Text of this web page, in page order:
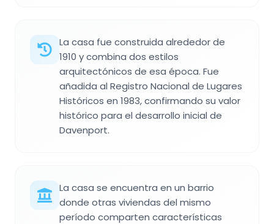
La casa fue construida alrededor de
1910 y combina dos estilos
arquitectónicos de esa época. Fue
añadida al Registro Nacional de Lugares
Históricos en 1983, confirmando su valor
histórico para el desarrollo inicial de
Davenport.
La casa se encuentra en un barrio
donde otras viviendas del mismo
período comparten características